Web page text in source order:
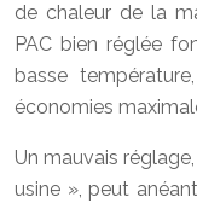
de chaleur de la
PAC bien réglée
basse
économies
Un mauvais
usine », peut